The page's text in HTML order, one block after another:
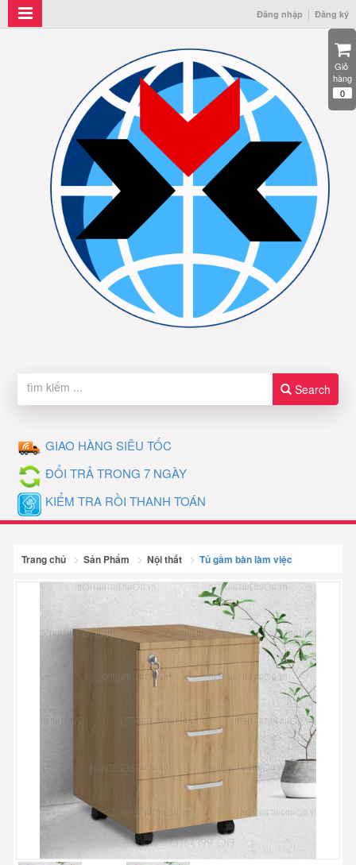
Đăng nhập Đăng ký
Search
GIAO HÀNG SIÊU TỐC
ĐỔI TRẢ TRONG 7 NGÀY
KIỂM TRA RỒI THANH TOÁN
Trang chủ Sản Phẩm Nội thất Tủ gầm bàn làm việc
Giỏ
hàng
0